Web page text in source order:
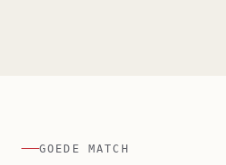
GOEDE MATCH